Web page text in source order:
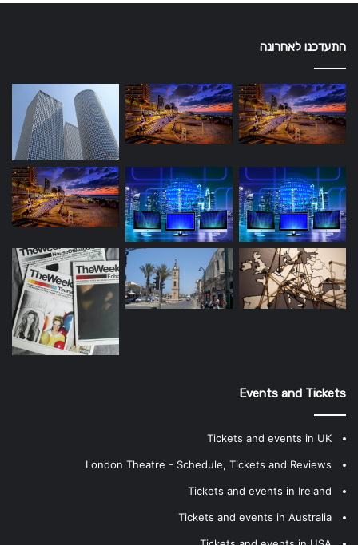
התעדכנו לאחרונה
Events and Tickets
Tickets and events in UK
London Theatre - Schedule, Tickets and Reviews
Tickets and events in Ireland
Tickets and events in Australia